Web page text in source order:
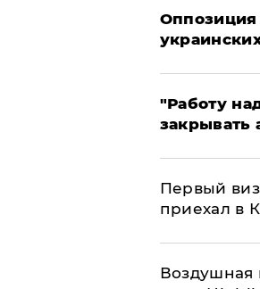
Оппозиция
"Работу
закрывать
Первый
приехал в
Воздушная